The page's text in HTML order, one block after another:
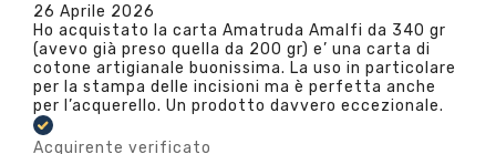
26 Aprile 2026
Ho acquistato la carta Amatruda Amalfi da 340 gr
(avevo già preso quella da 200 gr) e’ una carta di
cotone artigianale buonissima. La uso in particolare
per la stampa delle incisioni ma è perfetta anche
per l’acquerello. Un prodotto davvero eccezionale.
Acquirente verificato